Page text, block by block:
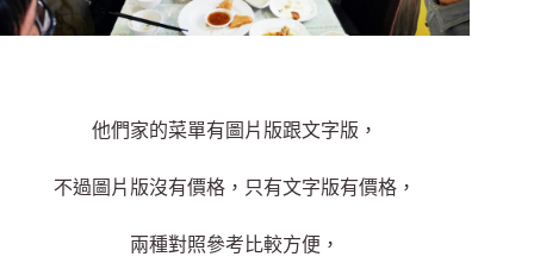
他們家的菜單有圖片版跟文字版，
不過圖片版沒有價格，只有文字版有價格，
兩種對照參考比較方便，